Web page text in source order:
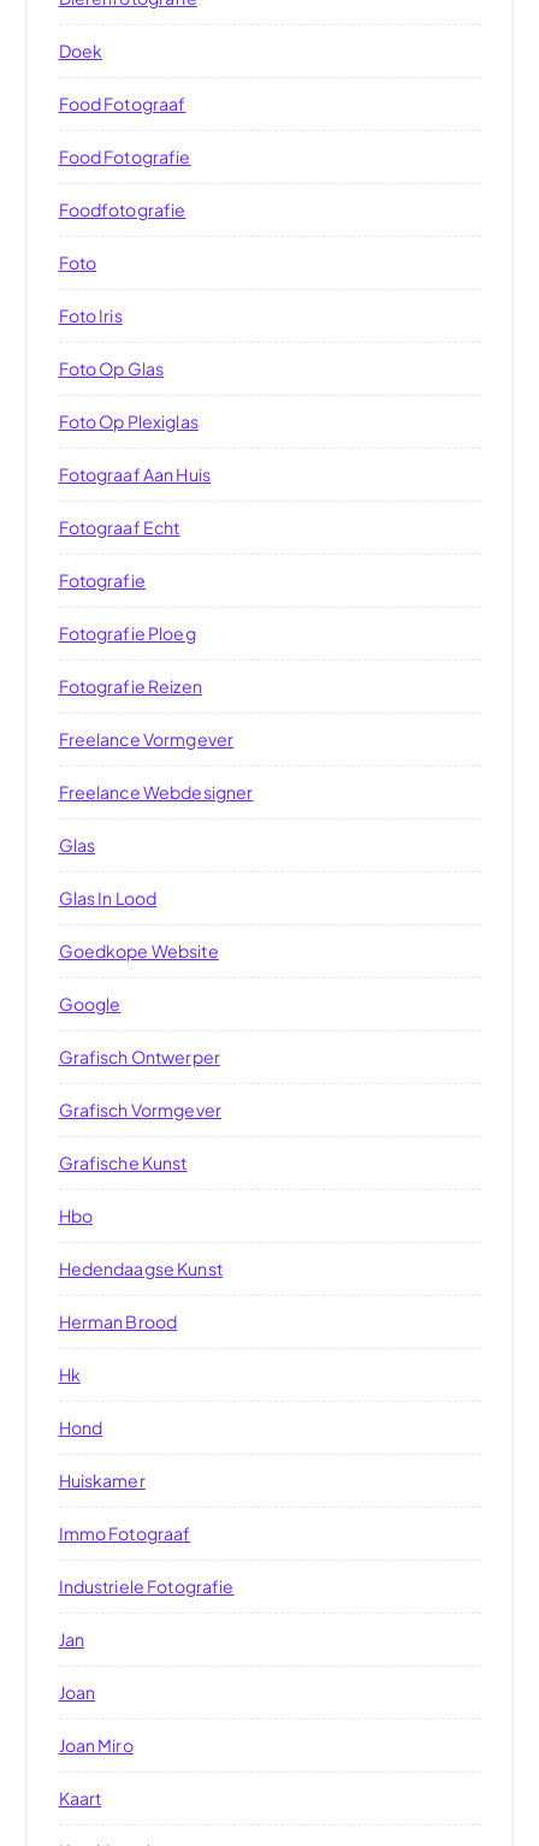
Doek
Food Fotograaf
Food Fotografie
Foodfotografie
Foto
Foto Iris
Foto Op Glas
Foto Op Plexiglas
Fotograaf Aan Huis
Fotograaf Echt
Fotografie
Fotografie Ploeg
Fotografie Reizen
Freelance Vormgever
Freelance Webdesigner
Glas
Glas In Lood
Goedkope Website
Google
Grafisch Ontwerper
Grafisch Vormgever
Grafische Kunst
Hbo
Hedendaagse Kunst
Herman Brood
Hk
Hond
Huiskamer
Immo Fotograaf
Industriele Fotografie
Jan
Joan
Joan Miro
Kaart